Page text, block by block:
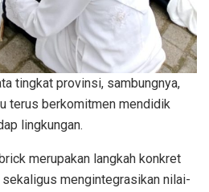
tingkat provinsi, sambungnya,
terus berkomitmen mendidik
lingkungan.
merupakan langkah konkret
mengintegrasikan nilai-